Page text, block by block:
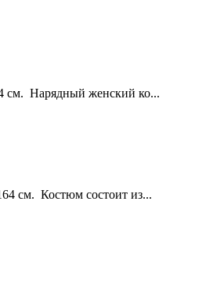
см. Нарядный женский ко...
см. Костюм состоит из...